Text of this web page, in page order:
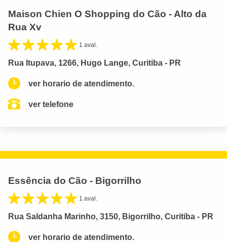
Maison Chien O Shopping do Cão - Alto da
Rua Xv
1 aval.
Rua Itupava, 1266, Hugo Lange, Curitiba - PR
ver horario de atendimento.
ver telefone
Essência do Cão - Bigorrilho
1 aval.
Rua Saldanha Marinho, 3150, Bigorrilho, Curitiba - PR
ver horario de atendimento.